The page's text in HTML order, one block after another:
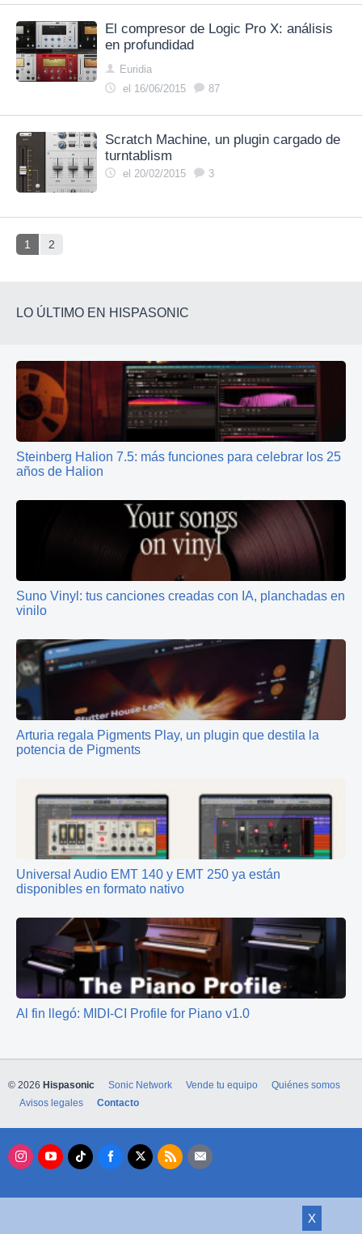
El compresor de Logic Pro X: análisis
en profundidad
Euridia
el 16/06/2015
87
Scratch Machine, un plugin cargado de
turntablism
el 20/02/2015 3
1 2
LO ÚLTIMO EN HISPASONIC
Steinberg Halion 7.5: más funciones para celebrar los 25
años de Halion
Suno Vinyl: tus canciones creadas con IA, planchadas en
vinilo
Arturia regala Pigments Play, un plugin que destila la
potencia de Pigments
Universal Audio EMT 140 y EMT 250 ya están
disponibles en formato nativo
Al fin llegó: MIDI-CI Profile for Piano v1.0
X
© 2026 Hispasonic Sonic Network Vende tu equipo
Quiénes somos
Avisos legales
Contacto